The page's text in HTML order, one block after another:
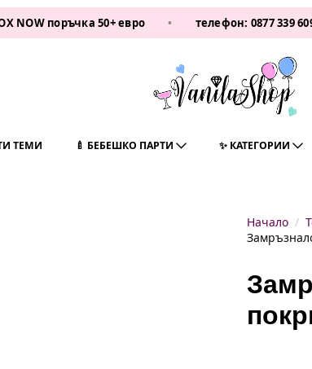
50+ евро • телефон:0877 339 609/0876
ТЕМИ 🍼 БЕБЕШКО ПАРТИ ✨ КАТЕГОРИИ
Начало